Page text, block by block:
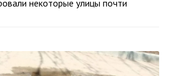
некоторые улицы почти